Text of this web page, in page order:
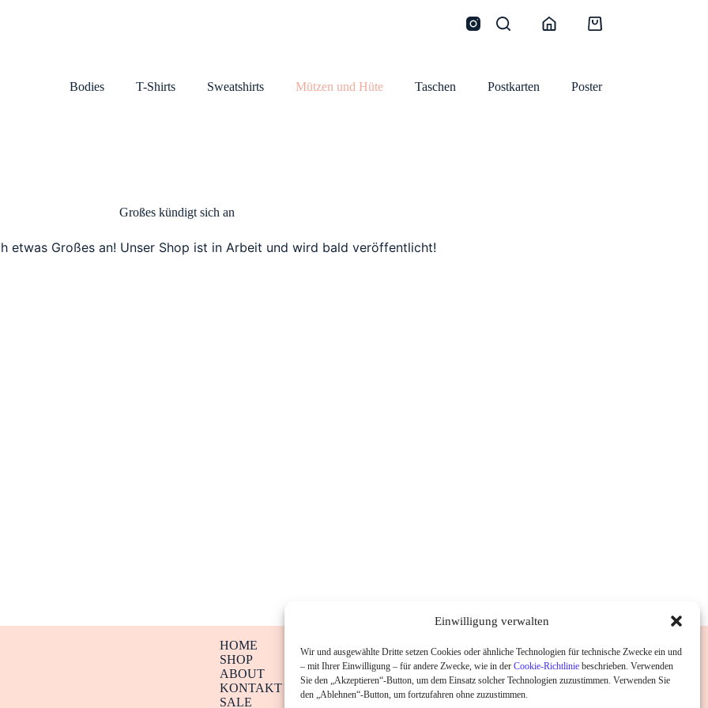
Einwilligung verwalten
Wir und ausgewählte Dritte setzen Cookies oder ähnliche Technologien für technische Zwecke ein und
– mit Ihrer Einwilligung – für andere Zwecke, wie in der Cookie-Richtlinie beschrieben. Verwenden
Sie den „Akzeptieren“-Button, um dem Einsatz solcher Technologien zuzustimmen. Verwenden Sie
den „Ablehnen“-Button, um fortzufahren ohne zuzustimmen.
Warenkorb
Bodies T-Shirts Sweatshirts Mützen und Hüte Taschen Postkarten Poster
Großes kündigt sich an
etwas Großes an! Unser Shop ist in Arbeit und wird bald veröffentlicht!
HOME
SHOP
ABOUT
KONTAKT
SALE